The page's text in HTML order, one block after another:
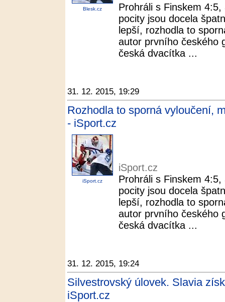
Blesk.cz
Prohráli s Finskem
pocity jsou docela
lepší, rozhodla to
autor prvního českého
česká dvacítka ...
31. 12. 2015, 19:29
Rozhodla to sporná vyloučení,
- iSport.cz
iSport.cz
iSport.cz
Prohráli s Finskem
pocity jsou docela
lepší, rozhodla to
autor prvního českého
česká dvacítka ...
31. 12. 2015, 19:24
Silvestrovský úlovek. Slavia
iSport.cz